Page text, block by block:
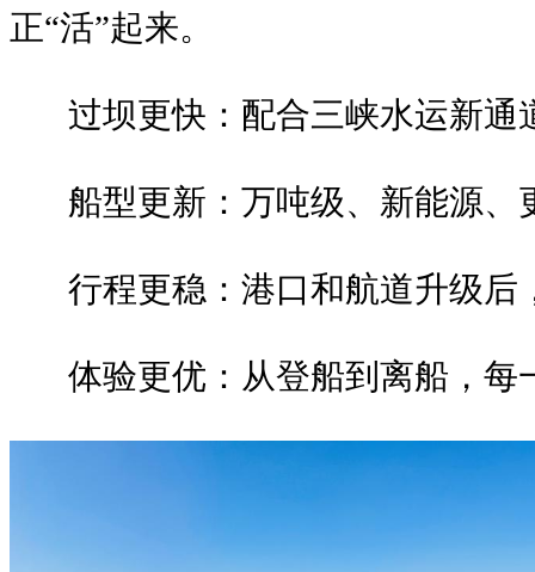
正“活”起来。
过坝更快：配合三峡水运新通
船型更新：万吨级、新能源、
行程更稳：港口和航道升级后
体验更优：从登船到离船，每